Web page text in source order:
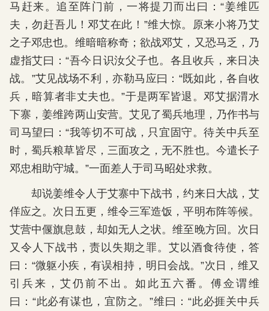
马赶来。追至阵门前，一将提刀而出曰：“姜维匹
夫，勿赶吾儿！邓艾在此！”维大惊。原来小将乃艾
之子邓忠也。维暗暗称奇；欲战邓艾，又恐马乏，乃
虚指艾曰：“吾今日识汝父子也。各且收兵，来日决
战。”艾见战场不利，亦勒马应曰：“既如此，各自收
兵，暗算者非丈夫也。”于是两军皆退。邓艾据渭水
下寨，姜维跨两山安营。艾见了蜀兵地理，乃作书与
司马望曰：“我等切不可战，只宜固守。待关中兵至
时，蜀兵粮草皆尽，三面攻之，无不胜也。今遣长子
邓忠相助守城。”一面差人于司马昭处求救。
却说姜维令人于艾寨中下战书，约来日大战，艾
佯应之。次日五更，维令三军造饭，平明布阵等候。
艾营中偃旗息鼓，却如无人之状。维至晚方回。次日
又令人下战书，责以失期之罪。艾以酒食待使，答
曰：“微躯小疾，有误相持，明日会战。”次日，维又
引兵来，艾仍前不出。如此五六番。傅佥谓维
曰：“此必有谋也，宜防之。”维曰：“此必捱关中兵